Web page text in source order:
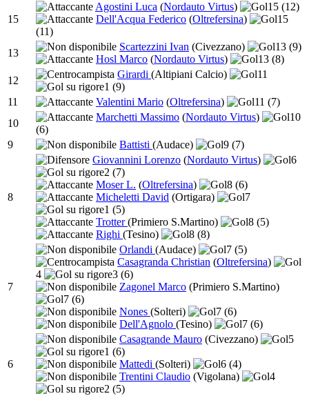
15
Agostini Luca (Nordauto Virtus) 15 (12)
Dell'Acqua Federico (Oltrefersina)
15
(11)
13
Scartezzini Ivan (Civezzano) 13 (9)
Hosl Marco (Nordauto Virtus) 13 (8)
12
Girardi (Altipiani Calcio)
11
1 (9)
11
Valentini Mario (Oltrefersina) 11 (7)
10
Marchetti Massimo (Nordauto Virtus)
10
(6)
9
Battisti (Audace) 9 (7)
8
Giovannini Lorenzo (Nordauto Virtus)
6
2 (7)
Moser L. (Oltrefersina) 8 (6)
Micheletti David (Ortigara)
7
1 (5)
Trotter(Primiero S.Martino) 8 (5)
Righi (Tesino) 8 (8)
7
Orlandi (Audace) 7 (5)
Casagranda Christian (Oltrefersina)
4
3 (6)
Zagonel Marco (Primiero S.Martino)
7 (6)
Nones (Solteri) 7 (6)
Dell'Agnolo (Tesino) 7 (6)
6
Casagrande Mauro (Civezzano)
5
1 (6)
Mattedi (Solteri) 6 (4)
Trentini Claudio (Vigolana)
4
2 (5)